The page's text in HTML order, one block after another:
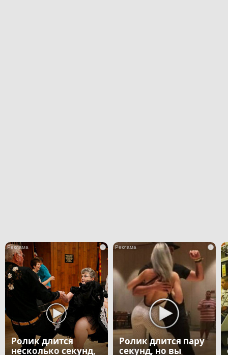
i
Ролик длится
несколько секунд,
i
Ролик длится пару
секунд, но вы